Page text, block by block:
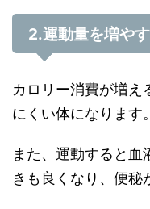
2.運動量を増やす
カロリー消費が増え
にくい体になります。
また、運動すると血
きも良くなり、便秘